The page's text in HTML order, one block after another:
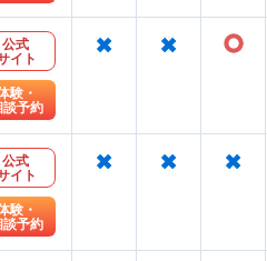
公式
イト
験・
談予約
× × ○
公式
イト
験・
談予約
× × ×